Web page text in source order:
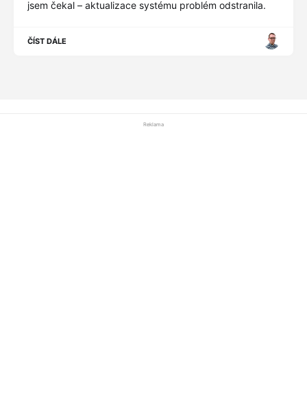
jsem čekal – aktualizace systému problém odstranila.
ČÍST DÁLE
Reklama